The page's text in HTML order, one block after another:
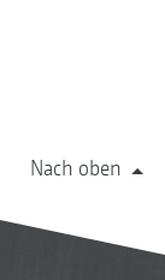
Nach oben